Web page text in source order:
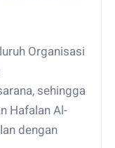
Organisasi
sehingga
Hafalan Al-
dengan